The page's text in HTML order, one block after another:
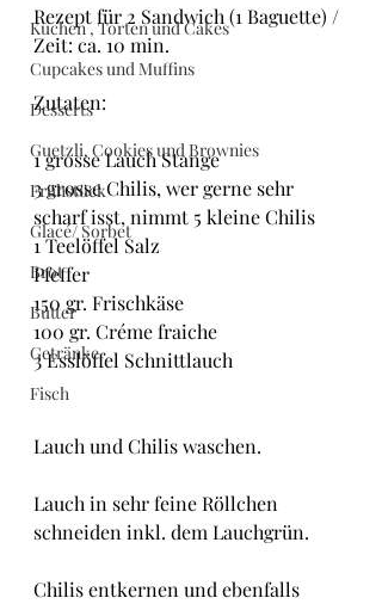
Kuchen , Torten und Cakes
Cupcakes und Muffins
Desserts
Guetzli, Cookies und Brownies
Frühstück
Glacé/ Sorbet
Brot
Butter
Getränke
Fisch
Rezept für 2 Sandwich (1 Baguette) /
Zeit: ca. 10 min.
Zutaten:
1 grosse Lauch Stange
3 grosse Chilis, wer gerne sehr
scharf isst, nimmt 5 kleine Chilis
1 Teelöffel Salz
Pfeffer
150 gr. Frischkäse
100 gr. Créme fraiche
3 Esslöffel Schnittlauch
Lauch und Chilis waschen.
Lauch in sehr feine Röllchen
schneiden inkl. dem Lauchgrün.
Chilis entkernen und ebenfalls